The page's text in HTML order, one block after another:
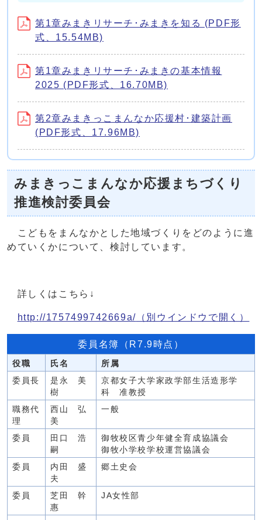
第1章みまきリサーチ･みまきを知る (PDF形
式、15.54MB)
第1章みまきリサーチ･みまきの基本情報
2025 (PDF形式、16.70MB)
第2章みまきっこまんなか応援村･建築計画
(PDF形式、17.96MB)
みまきっこまんなか応援まちづくり
推進検討委員会
こどもをまんなかとした地域づくりをどのように進
めていくかについて、検討しています。
詳しくはこちら↓
http://1757499742669a/ （別ウインドウで開く）
委員名簿（R7.9時点）
役職 氏名
所属
委員長
是永 美
樹
京都女子大学家政学部生活造形学
科 准教授
職務代
理
西山 弘
美
一般
委員
田口 浩
嗣
御牧校区青少年健全育成協議会
御牧小学校学校運営協議会
委員
内田 盛
夫
郷土史会
委員
芝田 幹
惠
JA女性部